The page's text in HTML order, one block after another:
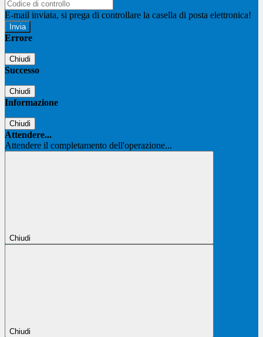
E-mail inviata, si prega di controllare la casella di posta elettronica!
Errore
Chiudi
Successo
Chiudi
Informazione
Chiudi
Attendere...
Attendere il completamento dell'operazione...
Chiudi
Chiudi